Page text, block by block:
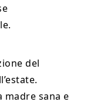
del
madre sana e